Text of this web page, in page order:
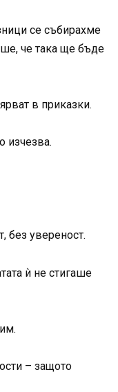
се събирахме
че така ще бъде
в приказки.
изчезва.
без увереност.
ѝ не стигаше
– защото